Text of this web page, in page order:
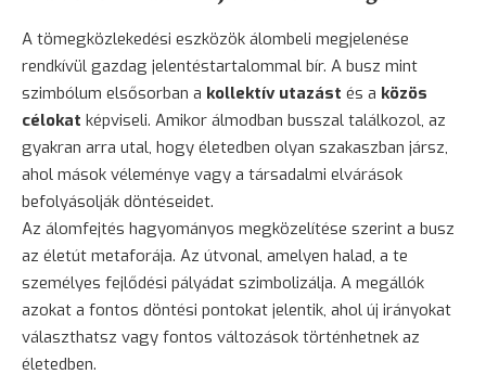
A tömegközlekedési eszközök álombeli megjelenése
rendkívül gazdag jelentéstartalommal bír. A busz mint
szimbólum elsősorban a kollektív utazást és a közös
célokat képviseli. Amikor álmodban busszal találkozol, az
gyakran arra utal, hogy életedben olyan szakaszban jársz,
ahol mások véleménye vagy a társadalmi elvárások
befolyásolják döntéseidet.
Az álomfejtés hagyományos megközelítése szerint a busz
az életút metaforája. Az útvonal, amelyen halad, a te
személyes fejlődési pályádat szimbolizálja. A megállók
azokat a fontos döntési pontokat jelentik, ahol új irányokat
választhatsz vagy fontos változások történhetnek az
életedben.